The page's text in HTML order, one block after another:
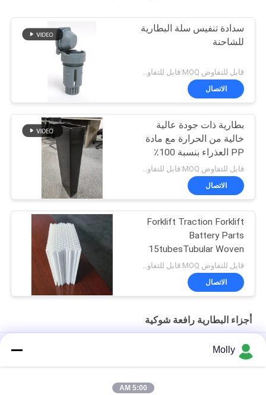
سدادة تنفيس سلة البطارية
للشاحنة
قابل للتفاوض MOQ:قابل للتفاوض
الاتصال
بطارية ذات جودة عالية
خالية من الحرارة مع مادة
PP العذراء بنسبة 100٪
وحجم قابل للتخصيص -
صندوق BCI
الاتصال
Forklift Traction Forklift
Battery Parts
15tubesTubular Woven
Battery Gauntlet
الاتصال
أجزاء البطارية رافعة شوكية
حصص بطارية الكهرباء الكهربائية الكهربائية
M10 المهنية الجر بطارية بولت برغي اللون الأسود مع رئيس البلاستيك
Molly
5:00 AM